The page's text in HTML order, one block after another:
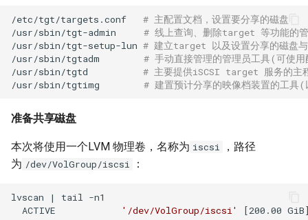
如何使用 Gunicorn 管理
Django 应用？
如何自定义 Django 镜像？
如何添加 php-imap扩展模
块？
如何设置 Tomcat容器JVM内
如何自定义 Nodejs 镜像？
Docker
Ansible 小试牛刀
如何使用 NPM 安装 VUE 框
架?
Nodejs 使用国内 NPM镜像站
mpstat 命令
Kubernetes 实战-暴露应用
Kubernetes 实战-资源限制
Kubernetes 实战-网络策略
Kubernetes 实战-SVC服务
Kubernetes 实战-数据卷
型？
如何使用 Sorted 对字典排
序？
如何使用 Python 完成 HTML
转 PDF任务？
如何将 Django数据库 从
如何在循环中遍历 Python对
XenServer 虚拟机无法识别全
部CPU
XenServer 虚拟机无法安装系
统
XenServer 7.0
宽
Nginx 自定义日志
Nginx echo 模块
Nginx if与set指令
Nginx 与 X-Forwarded-For
NFS故障对Nginx服务器的影
命令免密码导出数据
Postgresql 备份脚本
Postgresql 客户端 psql
Mysql容器设置字符集
Mysql容器设置sql_mode模
Mysql 从文本文件导入数据
Ubuntu 安装 xmind
Ubuntu 密码管理软件
Remmina 共享文件夹
Ubuntu Grub2没有Windows引
Ubuntu 查看内存硬件信息
Cisco 交换机网络设计方案示
例
Cisco 3560X 升级 License
Cisco Command rejected not
allowed on this interface
使用 wireshark 对比 https 与
Cisco 交换机不能配置trunk模
Maven 入门
部署 Maven
Harbor 仓库自动复制镜像
Harbor Send email failed:501
管理和运维
Zabbix 正则表达式
Zabbix 监控交换机带宽
Zabbix 配置macro变量
Zabbix 监控 Haproxy
Haproxy 状态统计脚本
Haproxy 配置统计 Socket
Git 版本升级
Git 配置代理
使用git完成程序上线流程
Git 分布式版本控制系统
Windows arp 命令
Windows Thin PC
Windows slmgr.vbs 命令
Windows 添加静态路由
Windows systeminfo 命令
x-xss x-frame-options strict-
transport-security 保护
动态CDN保护网站与网站加速
Chrome 浏览器 Cookies 插件
Docker漏洞获取宿主机 root权
限
Docker 远程执行命令漏洞
/etc/tgt/targets.conf # 主配置文档，设置要分享的磁盘
/usr/sbin/tgt-admin # 线上查询、删除target 等功能的
/usr/sbin/tgt-setup-lun # 建立target 以及设置分享的磁盘
/usr/sbin/tgtadm # 手动直接管理的管理员工具(可使
/usr/sbin/tgtd # 主要提供iSCSI target 服务的主
/usr/sbin/tgtimg # 建置预计分享的映像档装置的工具
准备共享磁盘
本次将使用一个LVM 物理卷，名称为 iscsi
，路径
为 /dev/VolGroup/iscsi ：
lvscan | tail -n1
  ACTIVE
'/dev/VolGroup/iscsi'